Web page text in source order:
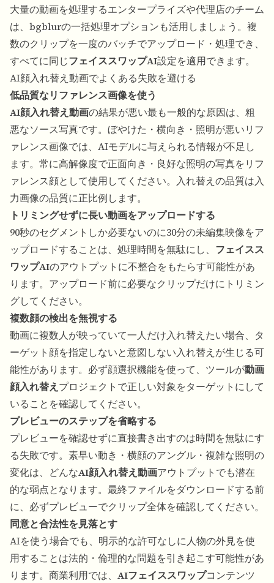
大量の動画を処理するエンタープライズや代理店のチーム
は、bgblurの一括処理オプションも活用しましょう。複
数のクリップを一度のバッチでアップロード・処理でき、
すべてに同じフェイススワップAI設定を適用できます。
AI顔入れ替え動画でよくある失敗を避ける
低品質なリファレンス画像を使う
AI顔入れ替え動画の結果が悪い最も一般的な原因は、粗
悪なソース写真です。ぼやけた・横向き・照明が悪いリフ
ァレンス画像では、AIモデルに与えられる情報が不足し
ます。常に高解像度で正面向き・良好な照明の写真をリフ
ァレンス顔として使用してください。入れ替えの品質は入
力画像の品質に正比例します。
トリミングせずに長い動画をアップロードする
90秒のセグメントしか必要ないのに30分の未編集映像をア
ップロードすることは、処理時間を無駄にし、 フェイスス
ワップAIのアウトプットに不整合をもたらす可能性があ
ります。アップロード前に必要なクリップだけにトリミン
グしてください。
複数顔の検出を無視する
動画に複数人が映っていて一人だけ入れ替えたい場合、タ
ーゲット顔を指定しないと意図しない入れ替えが生じる可
能性があります。必ず顔選択機能を使って、ツールが動画
顔入れ替え プロジェクトで正しい対象をターゲットにして
いることを確認してください。
プレビューのステップを省略する
プレビューを確認せずに直接書き出すのは時間を無駄にす
る失敗です。素早い動き・横顔のアングル・複雑な照明の
変化は、どんなAI顔入れ替え動画アウトプットでも潜在
的な弱点となります。最終ファイルをダウンロードする前
に、必ずプレビューでクリップ全体を確認してください。
同意と合法性を見落とす
AIを使う場合でも、明示的な許可なしに人物の外見を使
用することは法的・倫理的な問題を引き起こす可能性があ
ります。商業利用では、 AIフェイススワップコンテンツ